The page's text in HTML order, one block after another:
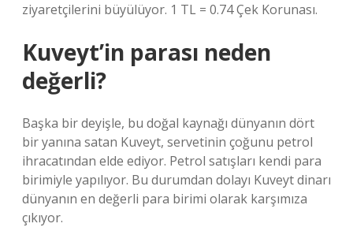
ziyaretçilerini büyülüyor. 1 TL = 0.74 Çek Korunası.
Kuveyt’in parası neden
değerli?
Başka bir deyişle, bu doğal kaynağı dünyanın dört
bir yanına satan Kuveyt, servetinin çoğunu petrol
ihracatından elde ediyor. Petrol satışları kendi para
birimiyle yapılıyor. Bu durumdan dolayı Kuveyt dinarı
dünyanın en değerli para birimi olarak karşımıza
çıkıyor.